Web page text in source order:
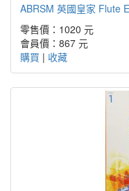
ABRSM 英國皇家 Flute
零售價：1020 元
會員價：867 元
購買 | 收藏